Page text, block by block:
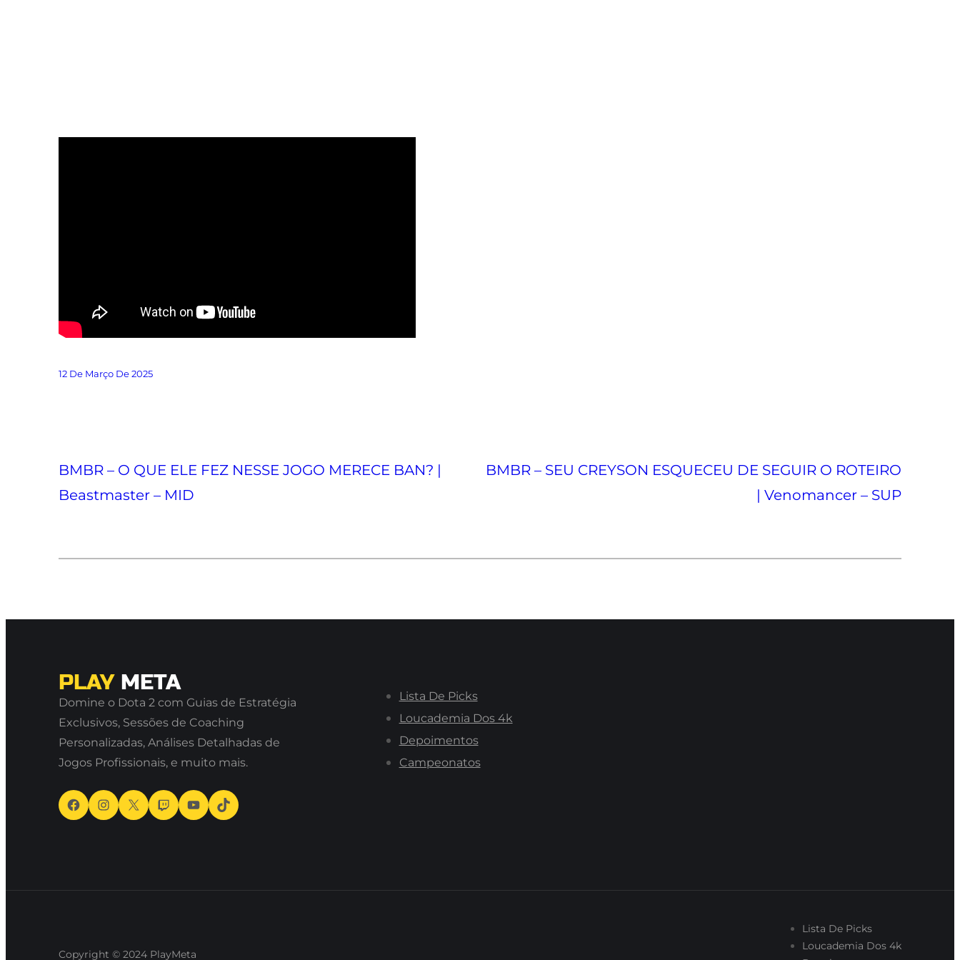
12 De Março De 2025
BMBR – O QUE ELE FEZ NESSE JOGO MERECE BAN? |
Beastmaster – MID
BMBR – SEU CREYSON ESQUECEU DE SEGUIR O ROTEIRO
| Venomancer – SUP
PLAYMETA
Domine o Dota 2 com Guias de Estratégia
Exclusivos, Sessões de Coaching
Personalizadas, Análises Detalhadas de
Jogos Profissionais, e muito mais.
Facebook Instagram X Twitch Youtube TikTok
Lista De Picks
Loucademia Dos 4k
Depoimentos
Campeonatos
Copyright © 2024 PlayMeta
Lista De Picks
Loucademia Dos 4k